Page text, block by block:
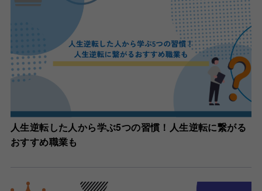
人生逆転した人から学ぶ5つの習慣！人生逆転に繋がる
おすすめ職業も